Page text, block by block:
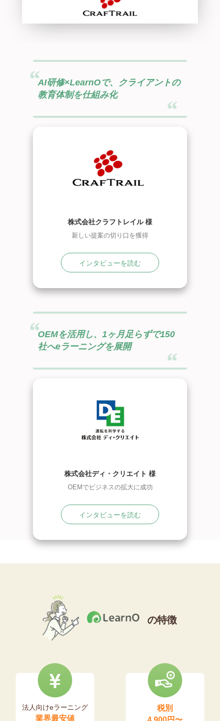
AI研修×LearnOで、クライアントの
教育体制を仕組み化
株式会社クラフトレイル 様
新しい提案の切り口を獲得
インタビューを読む
OEMを活用し、1ヶ月足らずで150
社へeラーニングを展開
株式会社ディ・クリエイト 様
OEMでビジネスの拡大に成功
インタビューを読む
の特徴
法人向けeラーニング
業界最安値
税別